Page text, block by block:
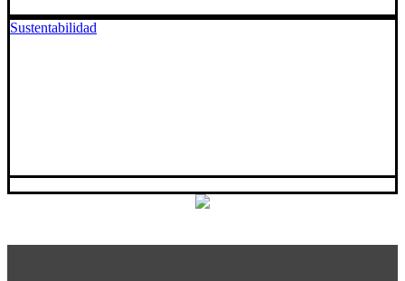
Sustentabilidad